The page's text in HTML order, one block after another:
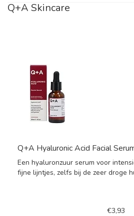
Q+A Skincare
Q+A Hyaluronic Acid Facial
Een hyaluronzuur serum voor
fijne lijntjes, zelfs bij de zeer droge
€3,93